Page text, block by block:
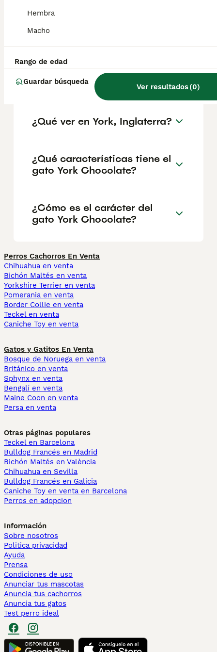
Hembra
Macho
Rango de edad
Guardar búsqueda
Ver resultados(0)
criadores responsables que garanticen la
Informarse bien y comparar opciones antes
¿Por qué se llama York?
¿Qué ver en York, Inglaterra?
¿Qué características tiene el
gato York Chocolate?
¿Cómo es el carácter del
gato York Chocolate?
Perros Cachorros En Venta
Chihuahua en venta
Bichón Maltés en venta
Yorkshire Terrier en venta
Pomerania en venta
Border Collie en venta
Teckel en venta
Caniche Toy en venta
Gatos y Gatitos En Venta
Bosque de Noruega en venta
Británico en venta
Sphynx en venta
Bengalí en venta
Maine Coon en venta
Persa en venta
Otras páginas populares
Teckel en Barcelona
Bulldog Francés en Madrid
Bichón Maltés en València
Chihuahua en Sevilla
Bulldog Francés en Galicia
Caniche Toy en venta en Barcelona
Perros en adopcion
Información
Sobre nosotros
Politica privacidad
Ayuda
Prensa
Condiciones de uso
Anunciar tus mascotas
Anuncia tus cachorros
Anuncia tus gatos
Test perro ideal